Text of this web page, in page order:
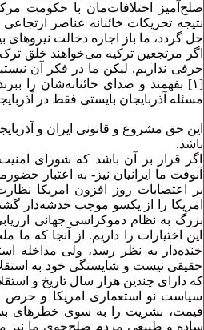
صلح‌آمیز اختلافات‌مان با حکومت
نتیجه تحریکات خائنانه عناصر
حل گردد، ما باز اجازه دخالت نیروهای
اگر مرتجعین ترکیه می‌خواهند خلق ترک
حرفی نداریم. لیکن ما در فکر آن
[۱] بفهمند و صدای خائنانه‌شان را
مسئله آذربایجان بایستی فقط در
این حق مشروع و قانونی ایران و
باشد.
اگر قرار بر آن باشد که شورای
آنوقت ما ایرانیان نیز- به اعتبار
بر اعتصابات روز افزون امریکا
امریکا را از یکسو موجب خدشه‌دار
بزرگ به نظام دموکراسی جهانی
این اختیارات را داریم. از آنجا که
خنده‌دار به نظر رسد، ولی مداخله
حقیقی نیست و شایستگی خود به
که دارای چندین هزار سال تاریخ و
سیاست نو استعماری امریکا و حرص
قیمت، بشریت را به سوی خطرهای
ساده و طبیعی مردم صلح‌جوی ما نیز